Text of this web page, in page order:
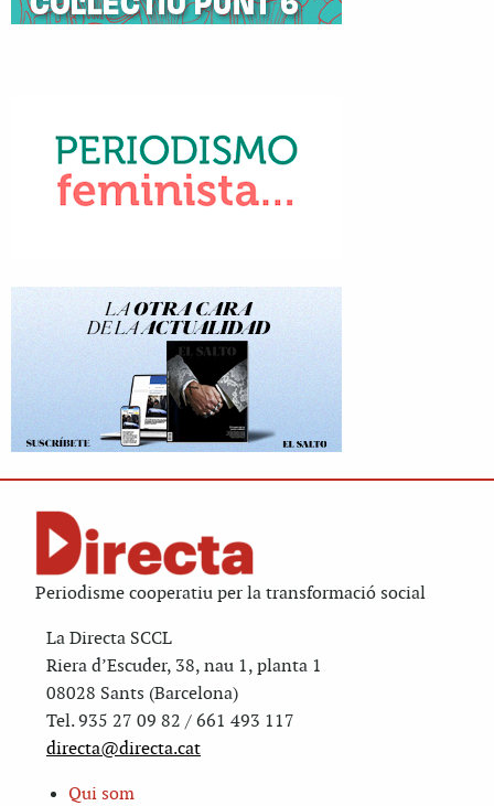
Periodisme cooperatiu per la transformació social
La Directa SCCL
Riera d’Escuder, 38, nau 1, planta 1
08028 Sants (Barcelona)
Tel. 935 27 09 82 / 661 493 117
directa@directa.cat
Qui som